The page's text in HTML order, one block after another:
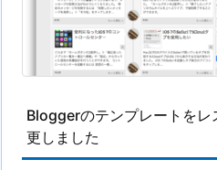
Bloggerのテンプレートを
更しました